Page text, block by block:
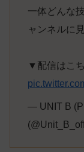
一体どんな
ャンネルに
▼配信はこ
— UNIT B